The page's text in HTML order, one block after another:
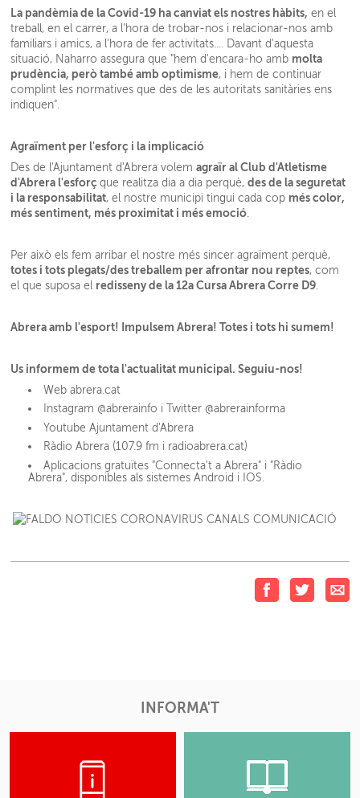
La pandèmia de la Covid-19 ha canviat els nostres hàbits, en el
treball, en el carrer, a l'hora de trobar-nos i relacionar-nos amb
familiars i amics, a l'hora de fer activitats.... Davant d'aquesta
situació, Naharro assegura que "hem d'encara-ho amb molta
prudència, però també amb optimisme, i hem de continuar
complint les normatives que des de les autoritats sanitàries ens
indiquen".
Agraïment per l'esforç i la implicació
Des de l'Ajuntament d'Abrera volemagraïr al Club d'Atletisme
d'Abrera l'esforçque realitza dia a dia perquè,des de la seguretat
i la responsabilitat, el nostre municipi tingui cada cop més color,
més sentiment, més proximitat i més emoció.
Per això els fem arribar el nostre més sincer agraïment perquè,
totes i tots plegats/des treballem per afrontar nou reptes, com
el que suposa el redisseny de la 12a Cursa Abrera Corre D9.
Abrera amb l'esport! Impulsem Abrera! Totes i tots hi sumem!
Us informem de tota l'actualitat municipal. Seguiu-nos!
Web abrera.cat
Instagram @abrerainfo i Twitter @abrerainforma
Youtube Ajuntament d'Abrera
Ràdio Abrera (107.9 fm i radioabrera.cat)
Aplicacions gratuïtes "Connecta't a Abrera" i "Ràdio
Abrera", disponibles als sistemes Android i IOS.
INFORMA'T